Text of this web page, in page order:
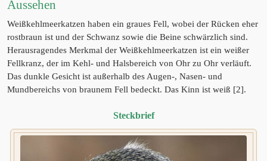
Aussehen
Weißkehlmeerkatzen haben ein graues Fell, wobei der Rücken eher
rostbraun ist und der Schwanz sowie die Beine schwärzlich sind.
Herausragendes Merkmal der Weißkehlmeerkatzen ist ein weißer
Fellkranz, der im Kehl- und Halsbereich von Ohr zu Ohr verläuft.
Das dunkle Gesicht ist außerhalb des Augen-, Nasen- und
Mundbereichs von braunem Fell bedeckt. Das Kinn ist weiß [2].
Steckbrief